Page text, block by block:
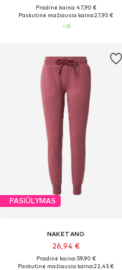
Pradinė kaina: 47,90 €
Paskutinė mažiausia kaina:27,93 €
PASIŪLYMAS
NAKETANO
26,94 €
Pradinė kaina: 59,90 €
Paskutinė mažiausia kaina:22,45 €